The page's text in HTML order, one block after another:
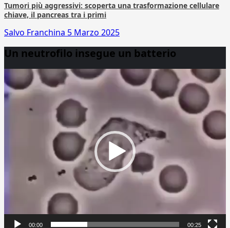
Tumori più aggressivi: scoperta una trasformazione cellulare
chiave, il pancreas tra i primi
Salvo Franchina 5 Marzo 2025
Un neutrofilo insegue un batterio
Player
00:00 00:25